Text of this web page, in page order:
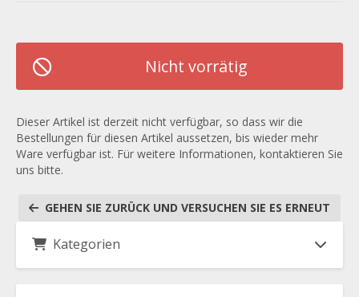
Nicht vorrätig
Dieser Artikel ist derzeit nicht verfügbar, so dass wir die
Bestellungen für diesen Artikel aussetzen, bis wieder mehr
Ware verfügbar ist. Für weitere Informationen, kontaktieren Sie
uns bitte.
GEHEN SIE ZURÜCK UND VERSUCHEN SIE ES ERNEUT
Kategorien